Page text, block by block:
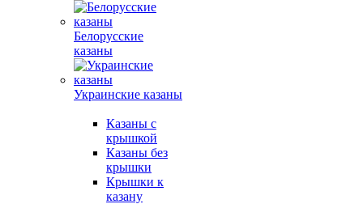
Белорусские
казаны
Украинские казаны
Казаны с
крышкой
Казаны без
крышки
Крышки к
казану